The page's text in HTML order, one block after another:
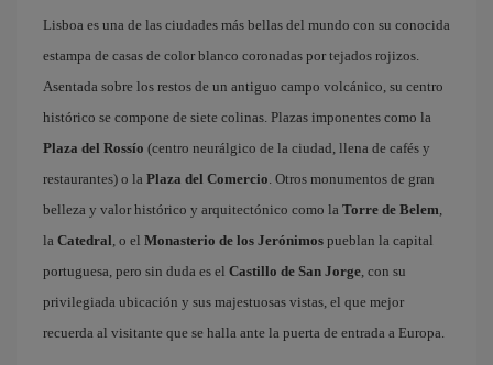
Lisboa es una de las ciudades más bellas del mundo con su conocida
estampa de casas de color blanco coronadas por tejados rojizos.
Asentada sobre los restos de un antiguo campo volcánico, su centro
histórico se compone de siete colinas. Plazas imponentes como la
Plaza del Rossío (centro neurálgico de la ciudad, llena de cafés y
restaurantes) o la Plaza del Comercio. Otros monumentos de gran
belleza y valor histórico y arquitectónico como la Torre de Belem,
la Catedral, o el Monasterio de los Jerónimos pueblan la capital
portuguesa, pero sin duda es el Castillo de San Jorge, con su
privilegiada ubicación y sus majestuosas vistas, el que mejor
recuerda al visitante que se halla ante la puerta de entrada a Europa.